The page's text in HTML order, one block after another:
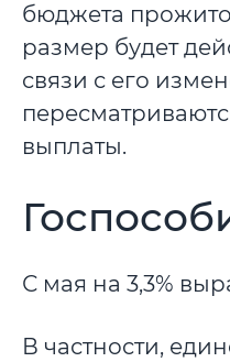
бюджета
размер будет
связи с его
выплаты.
С мая на 3,3%
В частности,